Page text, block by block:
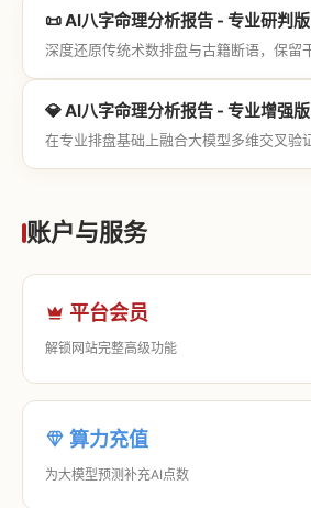
📜 AI八字命理分析报告 - 专业研判版
💎 AI八字命理分析报告 - 专业增强版
账户与服务
平台会员
解锁网站完整高级功能
算力充值
为大模型预测补充AI点数